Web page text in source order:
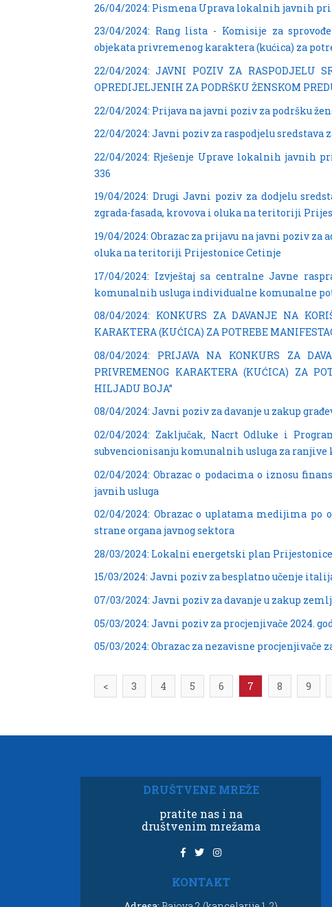
26/04/2024: Pismena Uprava lokalnih javnih
23/04/2024: Rang lista - Komisije za
objekata privremenog karaktera (kućica) za
22/04/2024: JAVNI POZIV ZA RASPODJELU
OPREDIJELJENIH ZA PODRŠKU ŽENSKOM
22/04/2024: Prijava na javni poziv za podršku
22/04/2024: Javni poziv za raspodjelu
22/04/2024: Rješenje Uprave lokalnih javnih
336
19/04/2024: Drugi Javni poziv za dodjelu
zgrada-fasada, krovova i oluka na teritoriji
19/04/2024: Obrazac za prijavu na javni poziv
oluka na teritoriji Prijestonice Cetinje
17/04/2024: Izvještaj sa centralne Javne
komunalnih usluga individualne komunalne
08/04/2024: KONKURS ZA DAVANJE NA
KARAKTERA (KUĆICA) ZA POTREBE
08/04/2024: PRIJAVA NA KONKURS ZA
PRIVREMENOG KARAKTERA (KUĆICA) ZA
HILJADU BOJA”
08/04/2024: Javni poziv za davanje u zakup
02/04/2024: Zaključak, Nacrt Odluke i
subvencionisanju komunalnih usluga za
02/04/2024: Obrazac o podacima o iznosu
javnih usluga
02/04/2024: Obrazac o uplatama medijima po
strane organa javnog sektora
28/03/2024: Lokalni energetski plan Prijestonice
15/03/2024: Javni poziv za besplatno učenje
07/03/2024: Javni poziv za davanje u zakup
05/03/2024: Javni poziv za procjenjivače 2024.
05/03/2024: Obrazac za nezavisne procjenjivače
< 3 4 5 6 7 8 9
DRUŠTVENE MREŽE
pratite nas i na
društvenim mrežama
KONTAKT